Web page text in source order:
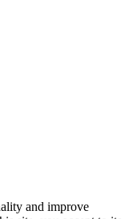
and improve